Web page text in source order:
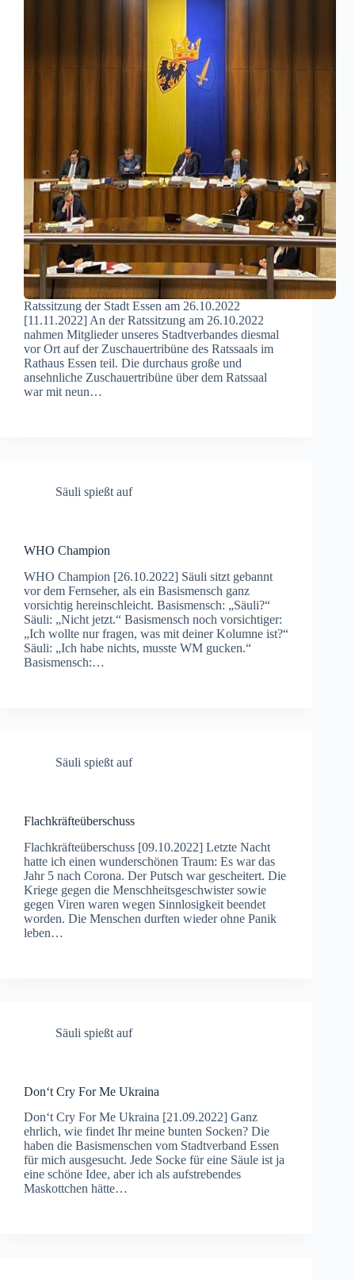
Ratssitzung der Stadt Essen am 26.10.2022
[11.11.2022] An der Ratssitzung am 26.10.2022
nahmen Mitglieder unseres Stadtverbandes diesmal
vor Ort auf der Zuschauertribüne des Ratssaals im
Rathaus Essen teil. Die durchaus große und
ansehnliche Zuschauertribüne über dem Ratssaal
war mit neun…
Säuli spießt auf
WHO Champion
WHO Champion [26.10.2022] Säuli sitzt gebannt
vor dem Fernseher, als ein Basismensch ganz
vorsichtig hereinschleicht. Basismensch: „Säuli?“
Säuli: „Nicht jetzt.“ Basismensch noch vorsichtiger:
„Ich wollte nur fragen, was mit deiner Kolumne ist?“
Säuli: „Ich habe nichts, musste WM gucken.“
Basismensch:…
Säuli spießt auf
Flachkräfteüberschuss
Flachkräfteüberschuss [09.10.2022] Letzte Nacht
hatte ich einen wunderschönen Traum: Es war das
Jahr 5 nach Corona. Der Putsch war gescheitert. Die
Kriege gegen die Menschheitsgeschwister sowie
gegen Viren waren wegen Sinnlosigkeit beendet
worden. Die Menschen durften wieder ohne Panik
leben…
Säuli spießt auf
Don‘t Cry For Me Ukraina
Don‘t Cry For Me Ukraina [21.09.2022] Ganz
ehrlich, wie findet Ihr meine bunten Socken? Die
haben die Basismenschen vom Stadtverband Essen
für mich ausgesucht. Jede Socke für eine Säule ist ja
eine schöne Idee, aber ich als aufstrebendes
Maskottchen hätte…